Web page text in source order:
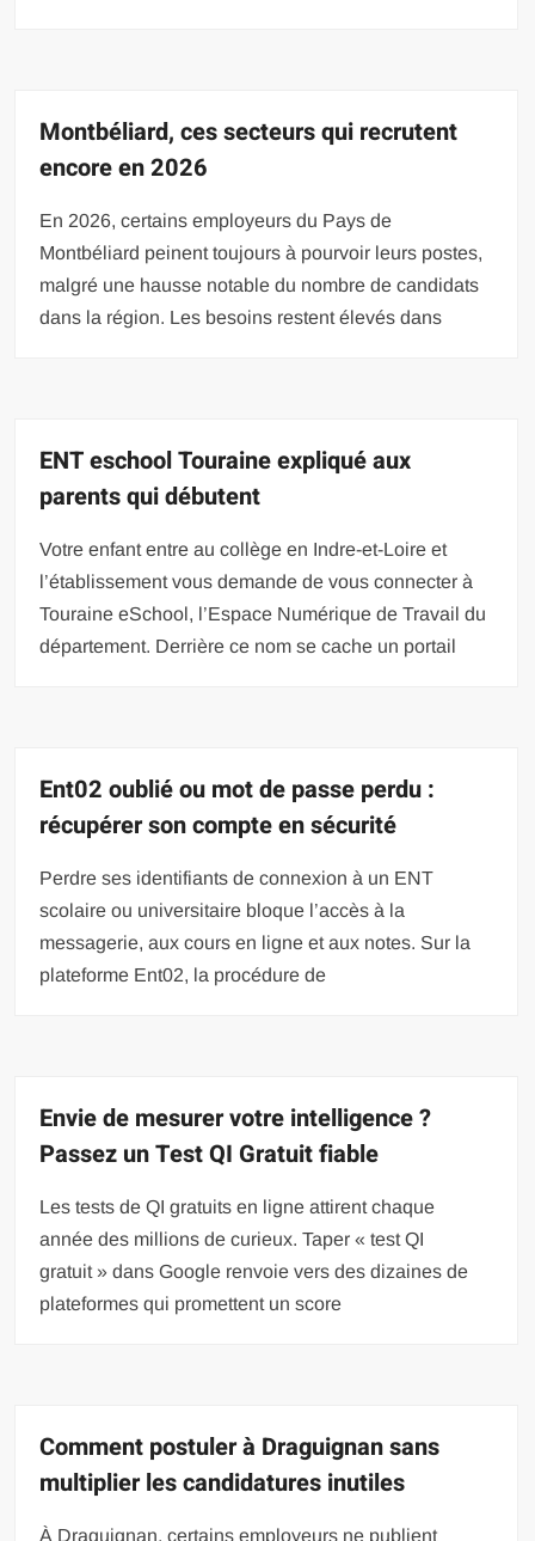
Montbéliard, ces secteurs qui recrutent
encore en 2026
En 2026, certains employeurs du Pays de
Montbéliard peinent toujours à pourvoir leurs postes,
malgré une hausse notable du nombre de candidats
dans la région. Les besoins restent élevés dans
ENT eschool Touraine expliqué aux
parents qui débutent
Votre enfant entre au collège en Indre-et-Loire et
l’établissement vous demande de vous connecter à
Touraine eSchool, l’Espace Numérique de Travail du
département. Derrière ce nom se cache un portail
Ent02 oublié ou mot de passe perdu :
récupérer son compte en sécurité
Perdre ses identifiants de connexion à un ENT
scolaire ou universitaire bloque l’accès à la
messagerie, aux cours en ligne et aux notes. Sur la
plateforme Ent02, la procédure de
Envie de mesurer votre intelligence ?
Passez un Test QI Gratuit fiable
Les tests de QI gratuits en ligne attirent chaque
année des millions de curieux. Taper « test QI
gratuit » dans Google renvoie vers des dizaines de
plateformes qui promettent un score
Comment postuler à Draguignan sans
multiplier les candidatures inutiles
À Draguignan, certains employeurs ne publient